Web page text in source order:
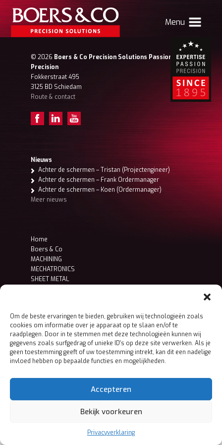
Om de beste ervaringen te bieden, gebruiken wij technologieën zoals
cookies om informatie over je apparaat op te slaan en/of te
raadplegen. Door in te stemmen met deze technologieën kunnen wij
gegevens zoals surfgedrag of unieke ID's op deze site verwerken. Als je
geen toestemming geeft of uw toestemming intrekt, kan dit een nadelige
invloed hebben op bepaalde functies en mogelijkheden.
Accepteren
Bekijk voorkeuren
Privacyverklaring
Menu
HOME
CONTACT
Verhuizing Atlas
© 2026 Boers & Co Precision Solutions Passion for
Precision
Fokkerstraat 495
3125 BD Schiedam
Route & contact
Nieuws
Achter de schermen – Tristan (Projectengineer)
Achter de schermen – Frank Ordermanager
Achter de schermen – Koen (Ordermanager)
Meer nieuws
Home
Boers & Co
MACHINING
MECHATRONICS
SHEET METAL